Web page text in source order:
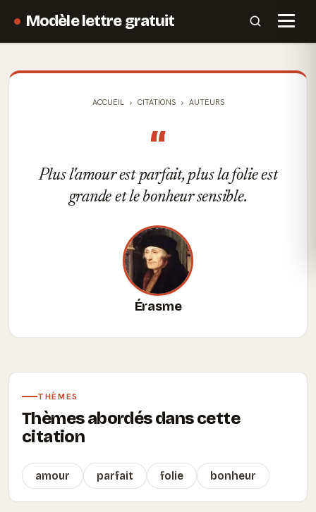
Modèle lettre gratuit
ACCUEIL CITATIONS AUTEURS
“
Plus l'amour est parfait, plus la folie est
grande et le bonheur sensible.
Érasme
THÈMES
Thèmes abordés dans cette
citation
amour parfait folie bonheur